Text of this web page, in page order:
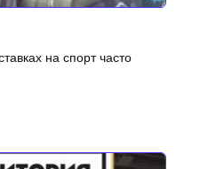
на спорт часто